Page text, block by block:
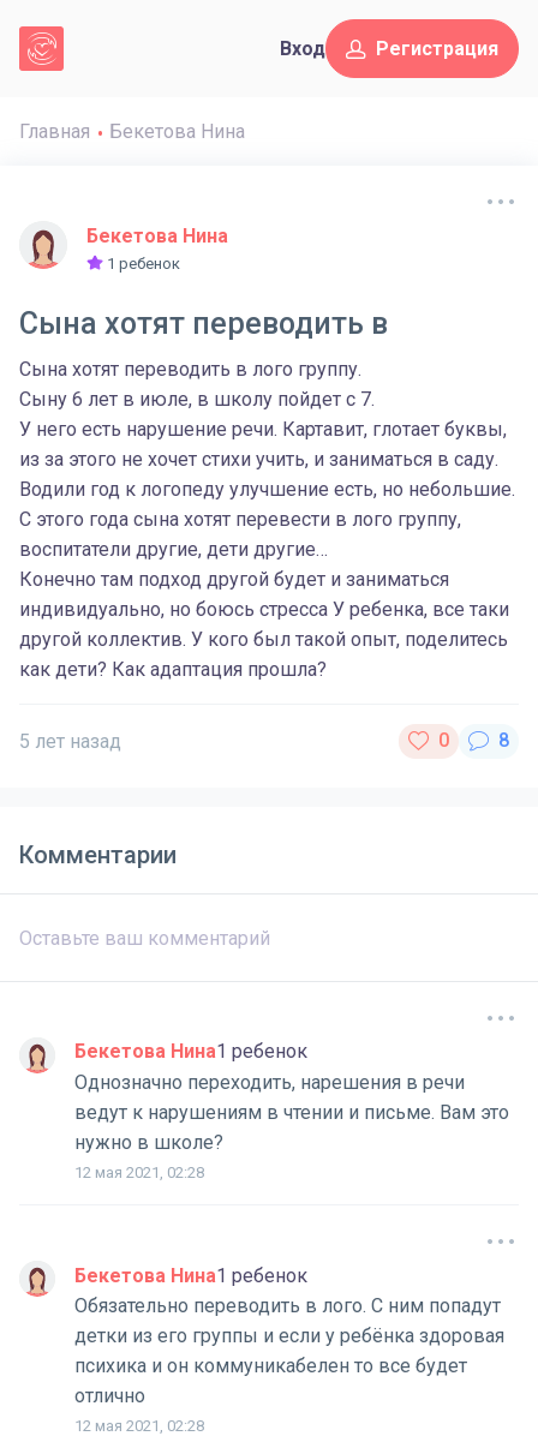
Вход Регистрация
Главная Бекетова Нина
Бекетова Нина
1 ребенок
Сына хотят переводить в
Сына хотят переводить в лого группу.
Сыну 6 лет в июле, в школу пойдет с 7.
У него есть нарушение речи. Картавит, глотает буквы,
из за этого не хочет стихи учить, и заниматься в саду.
Водили год к логопеду улучшение есть, но небольшие.
С этого года сына хотят перевести в лого группу,
воспитатели другие, дети другие…
Конечно там подход другой будет и заниматься
индивидуально, но боюсь стресса У ребенка, все таки
другой коллектив. У кого был такой опыт, поделитесь
как дети? Как адаптация прошла?
5 лет назад
Комментарии
Бекетова Нина1 ребенок
Однозначно переходить, нарешения в речи
ведут к нарушениям в чтении и письме. Вам это
нужно в школе?
12 мая 2021, 02:28
Бекетова Нина1 ребенок
Обязательно переводить в лого. С ним попадут
детки из его группы и если у ребёнка здоровая
психика и он коммуникабелен то все будет
отлично
12 мая 2021, 02:28